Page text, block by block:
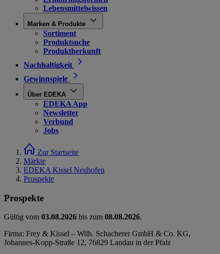
Lebensmittelwissen
Marken & Produkte
Sortiment
Produktsuche
Produktherkunft
Nachhaltigkeit
Gewinnspiele
Über EDEKA
EDEKA App
Newsletter
Verbund
Jobs
Zur Startseite
Märkte
EDEKA Kissel Neuhofen
Prospekte
Prospekte
Gültig vom 03.08.2026 bis zum 08.08.2026.
Firma: Frey & Kissel – Wilh. Schacherer GmbH & Co. KG,
Johannes-Kopp-Straße 12, 76829 Landau in der Pfalz